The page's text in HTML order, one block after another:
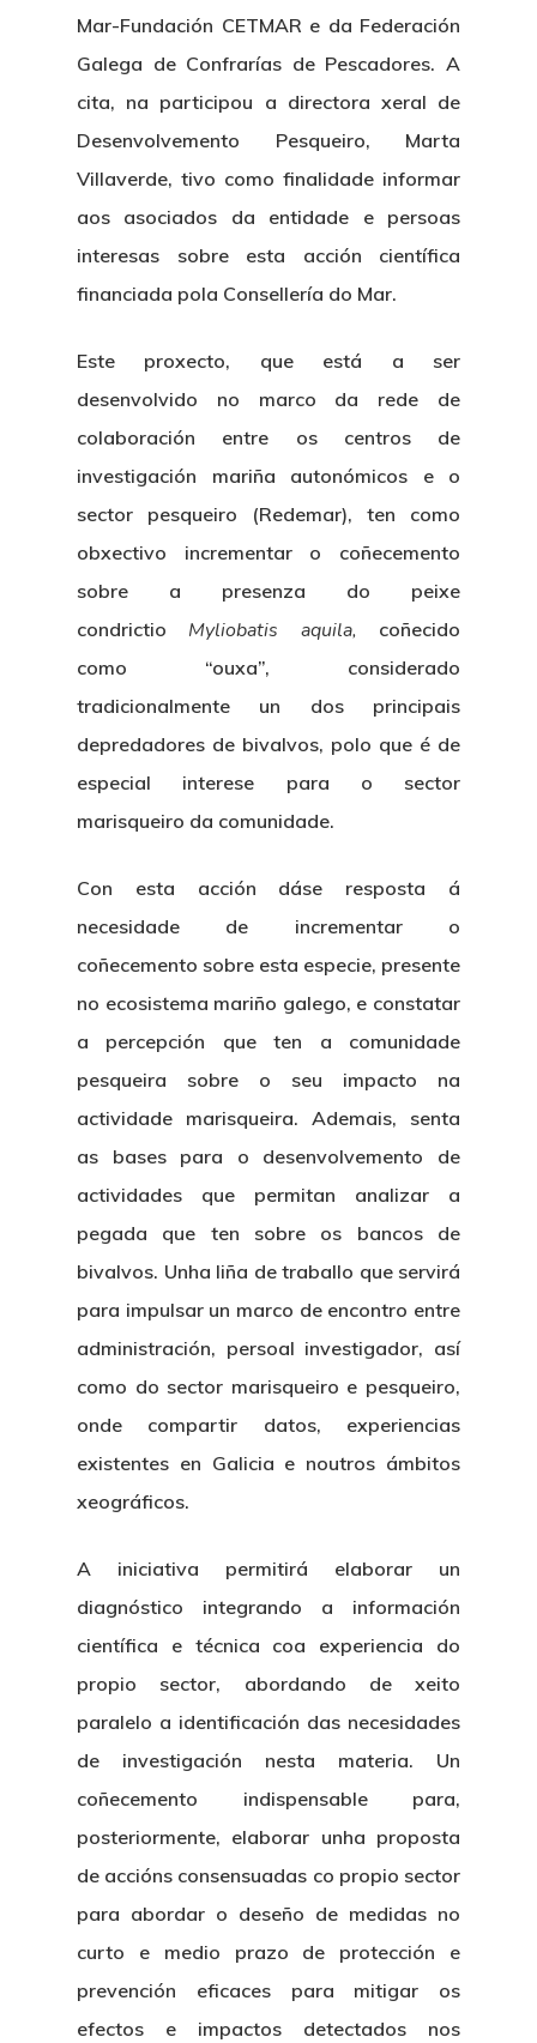
Mar-Fundación CETMAR e da Federación
Galega de Confrarías de Pescadores. A
cita, na participou a directora xeral de
Desenvolvemento Pesqueiro, Marta
Villaverde, tivo como finalidade informar
aos asociados da entidade e persoas
interesas sobre esta acción científica
financiada pola Consellería do Mar.
Este proxecto, que está a ser
desenvolvido no marco da rede de
colaboración entre os centros de
investigación mariña autonómicos e o
sector pesqueiro (Redemar), ten como
obxectivo incrementar o coñecemento
sobre a presenza do peixe
condrictio Myliobatis aquila, coñecido
como “ouxa”, considerado
tradicionalmente un dos principais
depredadores de bivalvos, polo que é de
especial interese para o sector
marisqueiro da comunidade.
Con esta acción dáse resposta á
necesidade de incrementar o
coñecemento sobre esta especie, presente
no ecosistema mariño galego, e constatar
a percepción que ten a comunidade
pesqueira sobre o seu impacto na
actividade marisqueira. Ademais, senta
as bases para o desenvolvemento de
actividades que permitan analizar a
pegada que ten sobre os bancos de
bivalvos. Unha liña de traballo que servirá
para impulsar un marco de encontro entre
administración, persoal investigador, así
como do sector marisqueiro e pesqueiro,
onde compartir datos, experiencias
existentes en Galicia e noutros ámbitos
xeográficos.
A iniciativa permitirá elaborar un
diagnóstico integrando a información
científica e técnica coa experiencia do
propio sector, abordando de xeito
paralelo a identificación das necesidades
de investigación nesta materia. Un
coñecemento indispensable para,
posteriormente, elaborar unha proposta
de accións consensuadas co propio sector
para abordar o deseño de medidas no
curto e medio prazo de protección e
prevención eficaces para mitigar os
efectos e impactos detectados nos